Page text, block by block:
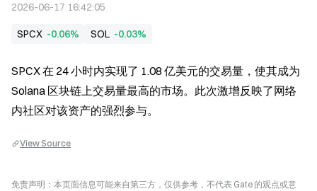
2026-06-17 16:42:05
SPCX -0.06% SOL -0.03%
SPCX 在 24 小时内实现了 1.08 亿美元的交易量，使其成为
Solana 区块链上交易量最高的市场。此次激增反映了网络
内社区对该资产的强烈参与。
View Source
免责声明：本页面信息可能来自第三方，仅供参考，不代表 Gate 的观点或意